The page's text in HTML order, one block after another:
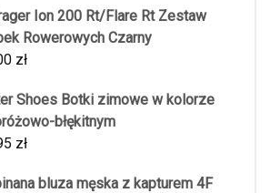
Ion 200 Rt/Flare Rt Zestaw
Rowerowych Czarny
zł
Shoes Botki zimowe w kolorze
błękitnym
zł
bluza męska z kapturem 4F